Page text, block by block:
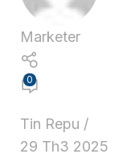
Marketer
0
Tin Repu
29 Th3 2025